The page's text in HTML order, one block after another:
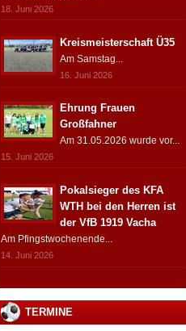
18. Juni 2026
Kreismeisterschaft Ü35
Am Samstag...
16. Juni 2026
Ehrung Frauen
Großfahner
Am 31.05.2026 wurde vor...
15. Juni 2026
Pokalsieger des KFA
WTH bei den Herren ist
der VfB 1919 Vacha
Am Pfingstwochenende...
14. Juni 2026
TERMINE